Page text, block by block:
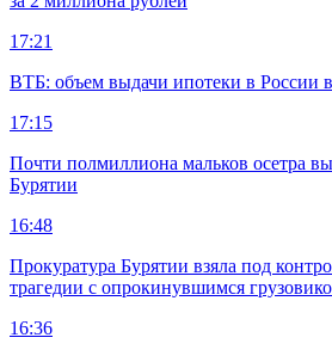
17:21
ВТБ: объем выдачи ипотеки в России
17:15
Почти полмиллиона мальков осетра
Бурятии
16:48
Прокуратура Бурятии взяла под
трагедии с опрокинувшимся
16:36